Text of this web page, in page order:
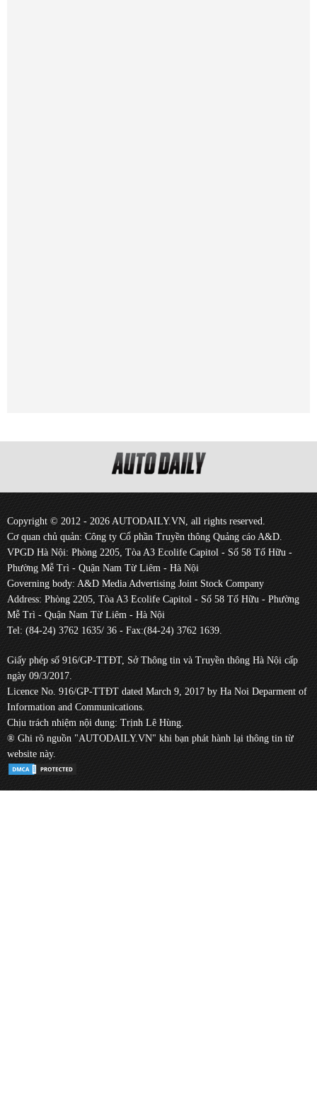
Copyright © 2012 - 2026 AUTODAILY.VN, all rights reserved.
Cơ quan chủ quản: Công ty Cổ phần Truyền thông Quảng cáo A&D.
VPGD Hà Nội: Phòng 2205, Tòa A3 Ecolife Capitol - Số 58 Tố Hữu -
Phường Mễ Trì - Quận Nam Từ Liêm - Hà Nội
Governing body: A&D Media Advertising Joint Stock Company
Address: Phòng 2205, Tòa A3 Ecolife Capitol - Số 58 Tố Hữu - Phường
Mễ Trì - Quận Nam Từ Liêm - Hà Nội
Tel: (84-24) 3762 1635/ 36 - Fax:(84-24) 3762 1639.
Giấy phép số 916/GP-TTĐT, Sở Thông tin và Truyền thông Hà Nội cấp
ngày 09/3/2017.
Licence No. 916/GP-TTĐT dated March 9, 2017 by Ha Noi Deparment of
Information and Communications.
Chịu trách nhiệm nội dung: Trịnh Lê Hùng.
® Ghi rõ nguồn "AUTODAILY.VN" khi bạn phát hành lại thông tin từ
website này.